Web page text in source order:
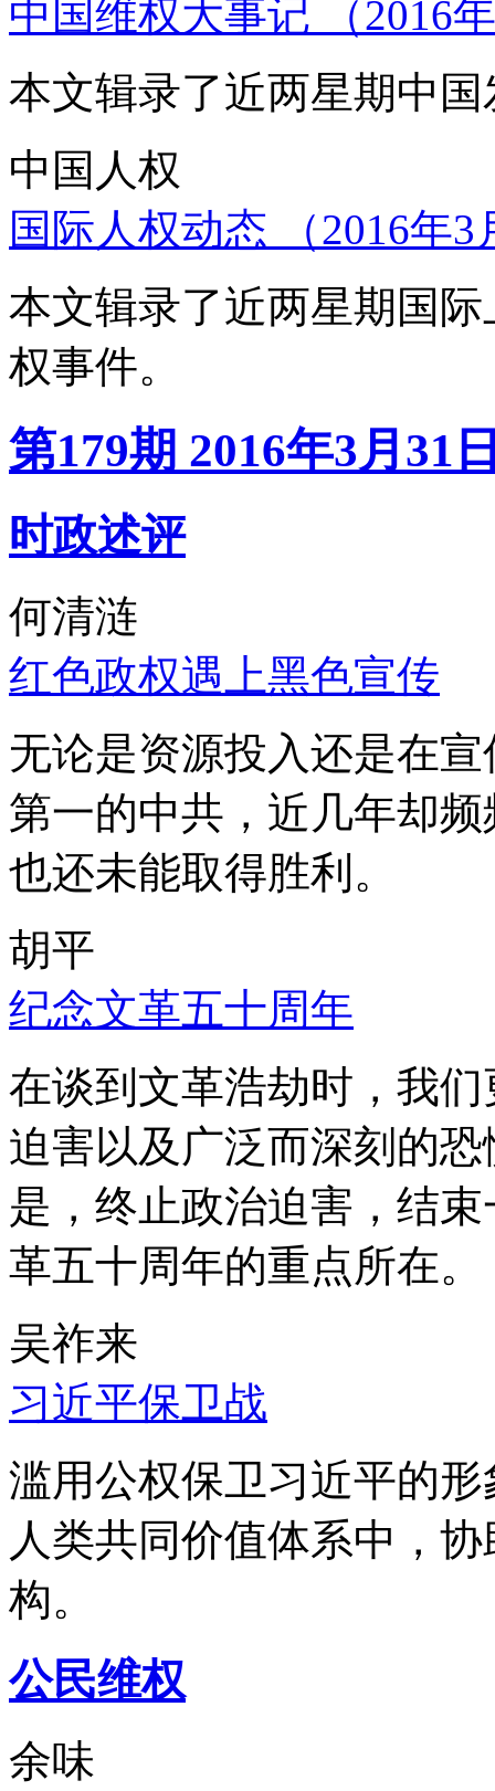
中国维权大事记 （2016
本文辑录了近两星期中
中国人权
国际人权动态 （2016年
本文辑录了近两星期国
权事件。
第179期 2016年3月31
时政述评
何清涟
红色政权遇上黑色宣传
无论是资源投入还是在
第一的中共，近几年却
也还未能取得胜利。
胡平
纪念文革五十周年
在谈到文革浩劫时，我
迫害以及广泛而深刻的
是，终止政治迫害，结
革五十周年的重点所在。
吴祚来
习近平保卫战
滥用公权保卫习近平的
人类共同价值体系中，
构。
公民维权
余味